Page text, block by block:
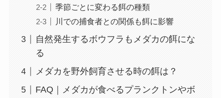
季節ごとに変わる餌の種類
川での捕食者との関係も餌に影響
自然発生するボウフラもメダカの餌にな
る
メダカを野外飼育させる時の餌は？
FAQ｜メダカが食べるプランクトンやボ